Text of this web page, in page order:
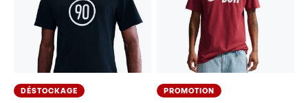
DÉSTOCKAGE PROMOTION